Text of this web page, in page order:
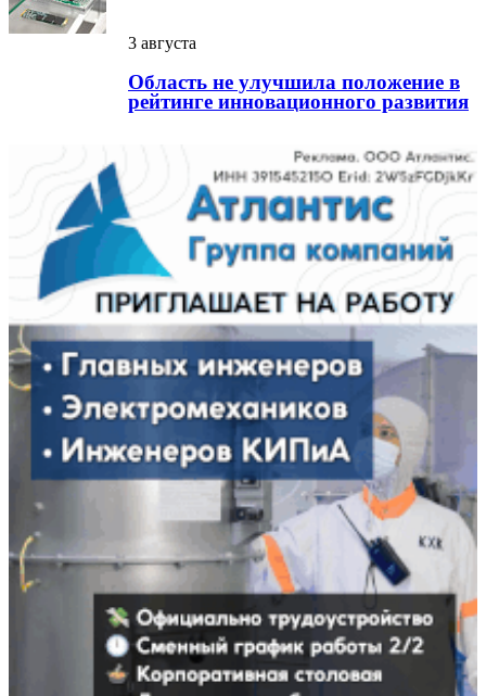
3 августа
Область не улучшила положение в
рейтинге инновационного развития